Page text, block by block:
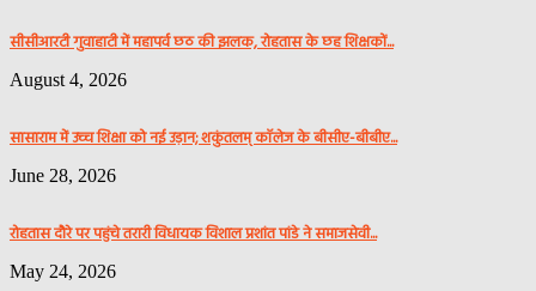
सीसीआरटी गुवाहाटी में महापर्व छठ की झलक, रोहतास के छह शिक्षकों...
August 4, 2026
सासाराम में उच्च शिक्षा को नई उड़ान; शकुंतलम् कॉलेज के बीसीए-बीबीए...
June 28, 2026
रोहतास दौरे पर पहुंचे तरारी विधायक विशाल प्रशांत पांडे ने समाजसेवी...
May 24, 2026